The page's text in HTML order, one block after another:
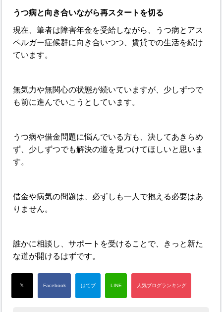
うつ病と向き合いながら再スタートを切る
現在、筆者は障害年金を受給しながら、うつ病とアス
ペルガー症候群に向き合いつつ、賃貸での生活を続け
ています。
無気力や無関心の状態が続いていますが、少しずつで
も前に進んでいこうとしています。
うつ病や借金問題に悩んでいる方も、決してあきらめ
ず、少しずつでも解決の道を見つけてほしいと思いま
す。
借金や病気の問題は、必ずしも一人で抱える必要はあ
りません。
誰かに相談し、サポートを受けることで、きっと新た
な道が開けるはずです。